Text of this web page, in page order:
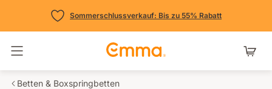
Sommerschlussverkauf: Bis zu 55% Rabatt
Navigation umschalten
Betten & Boxspringbetten